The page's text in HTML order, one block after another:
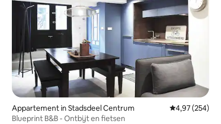
Appartement in Stadsdeel Centrum Gemiddelde
4,97 (254)
Blueprint B&B - Ontbijt en fietsen